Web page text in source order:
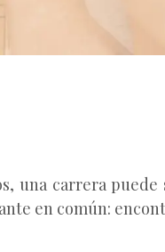
una carrera
en común: